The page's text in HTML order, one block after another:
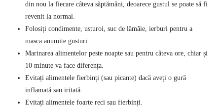
din nou la fiecare câteva săptămâni, deoarece gustul se poate să fi
revenit la normal.
Folosiți condimente, usturoi, suc de lămâie, ierburi pentru a
masca anumite gusturi.
Marinarea alimentelor peste noapte sau pentru câteva ore, chiar și
10 minute va face diferența.
Evitați alimentele fierbinți (sau picante) dacă aveți o gură
inflamată sau iritată.
Evitați alimentele foarte reci sau fierbinți.